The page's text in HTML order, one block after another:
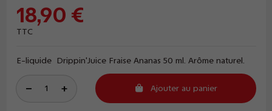
18,90 €
TTC
E-liquide Drippin'Juice Fraise Ananas 50 ml. Arôme naturel.
Ajouter au panier